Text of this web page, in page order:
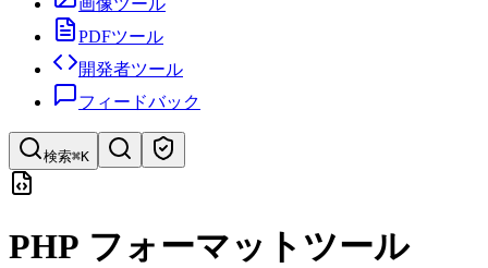
画像ツール
PDFツール
開発者ツール
フィードバック
検索⌘K
ツールを素早く検索
PHP フォーマットツール